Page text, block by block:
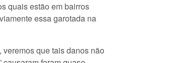
quais estão em bairros
essa garotada na
que tais danos não